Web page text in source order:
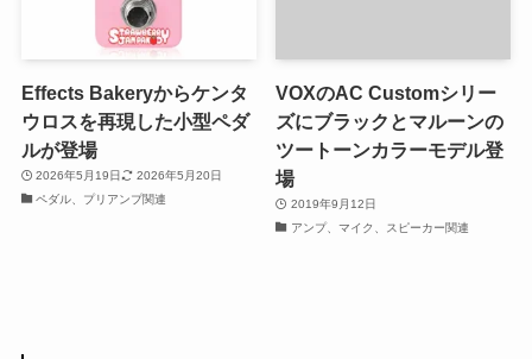
Effects Bakeryからケンタ
ウロスを再現した小型ペダ
ルが登場
2026年5月19日
2026年5月20日
ペダル、プリアンプ関連
VOXのAC Customシリー
ズにブラックとマルーンの
ツートーンカラーモデル登
場
2019年9月12日
アンプ、マイク、スピーカー関連